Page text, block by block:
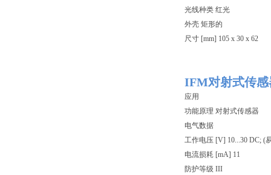
光线种类 红光
外壳 矩形的
尺寸 [mm] 105 x 30 x 62
IFM对射式传感
应用
功能原理 对射式传感器
电气数据
工作电压 [V] 10...30 DC; (
电流损耗 [mA] 11
防护等级 III